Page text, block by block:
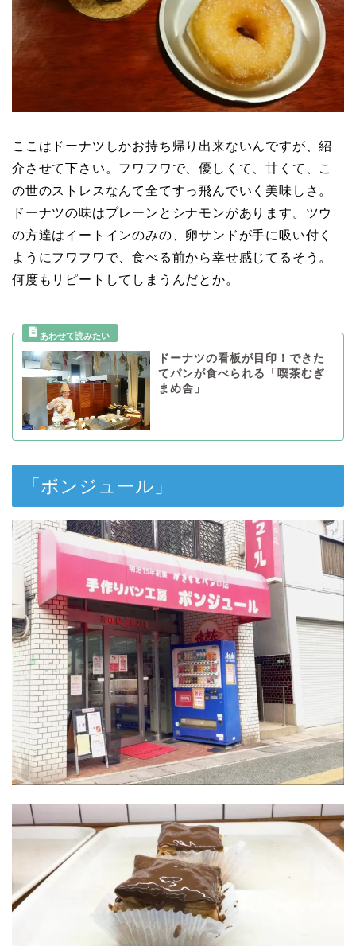
ここはドーナツしかお持ち帰り出来ないんですが、紹
介させて下さい。フワフワで、優しくて、甘くて、こ
の世のストレスなんて全てすっ飛んでいく美味しさ。
ドーナツの味はプレーンとシナモンがあります。ツウ
の方達はイートインのみの、卵サンドが手に吸い付く
ようにフワフワで、食べる前から幸せ感じてるそう。
何度もリピートしてしまうんだとか。
ドーナツの看板が目印！できた
てパンが食べられる「喫茶むぎ
まめ舎」
「ボンジュール」